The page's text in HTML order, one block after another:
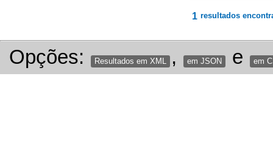
1 resultados
Opções: Resultados em XML , em JSON e em